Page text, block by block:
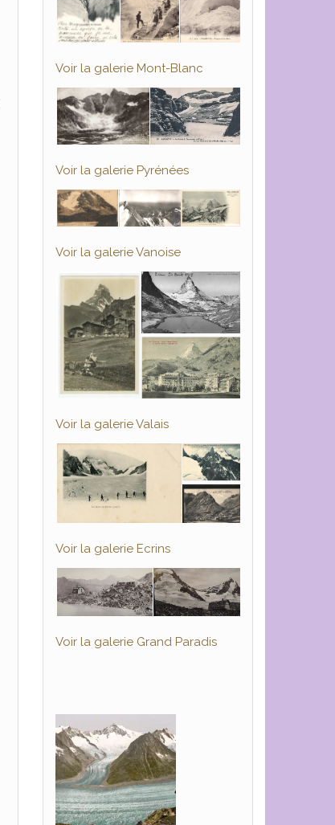
Voir la galerie Mont-Blanc
Voir la galerie Pyrénées
Voir la galerie Vanoise
Voir la galerie Valais
Voir la galerie Ecrins
Voir la galerie Grand Paradis